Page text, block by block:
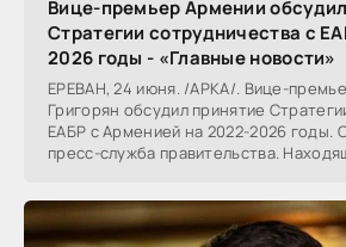
Вице-премьер Армении
Стратегии сотрудничества с
2026 годы - «Главные новости»
ЕРЕВАН, 24 июня. /АРКА/. Вице-
Григорян обсудил принятие
ЕАБР с Арменией на 2022-2026 годы.
пресс-служба правительства.